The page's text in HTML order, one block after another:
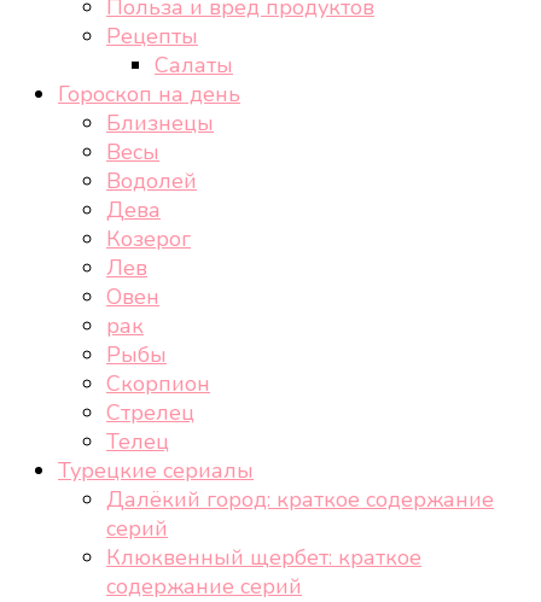
Польза и вред продуктов
Рецепты
Салаты
Гороскоп на день
Близнецы
Весы
Водолей
Дева
Козерог
Лев
Овен
рак
Рыбы
Скорпион
Стрелец
Телец
Турецкие сериалы
Далёкий город: краткое содержание
серий
Клюквенный щербет: краткое
содержание серий